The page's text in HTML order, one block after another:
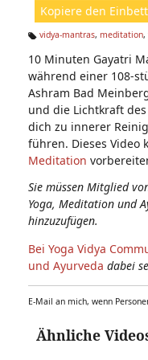
Kopiere den
g
s:
vidya-mantras, meditation,
10 Minuten Gayatri
während einer 108-
Ashram Bad
und die Lichtkraft
dich zu innerer
führen. Dieses Video
Meditation
Sie müssen Mitglied
Yoga, Meditation und
hinzuzufügen.
Bei Yoga Vidya
und Ayurveda dabei
E-Mail an mich, wenn
Ähnliche